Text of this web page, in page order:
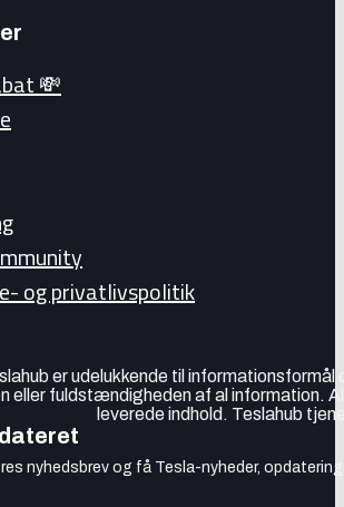
💸
og privatlivspolitik
er udelukkende til
eller fuldstændigheden af al information.
leverede indhold. Teslahub
nyhedsbrev og få Tesla-nyheder,